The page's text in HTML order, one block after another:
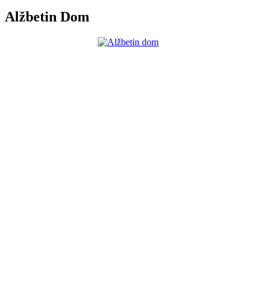
Alžbetin Dom